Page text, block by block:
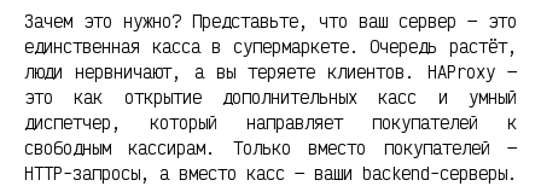
Зачем это нужно? Представьте, что ваш сервер — это
единственная касса в супермаркете. Очередь растёт,
люди нервничают, а вы теряете клиентов. HAProxy —
это как открытие дополнительных касс и умный
диспетчер, который направляет покупателей к
свободным кассирам. Только вместо покупателей —
HTTP-запросы, а вместо касс — ваши backend-серверы.